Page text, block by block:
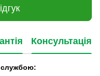
Консультація
службою: